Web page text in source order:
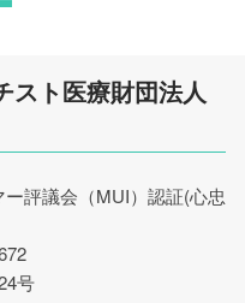
スト医療財団法人
評議会（MUI）認証(心忠
号